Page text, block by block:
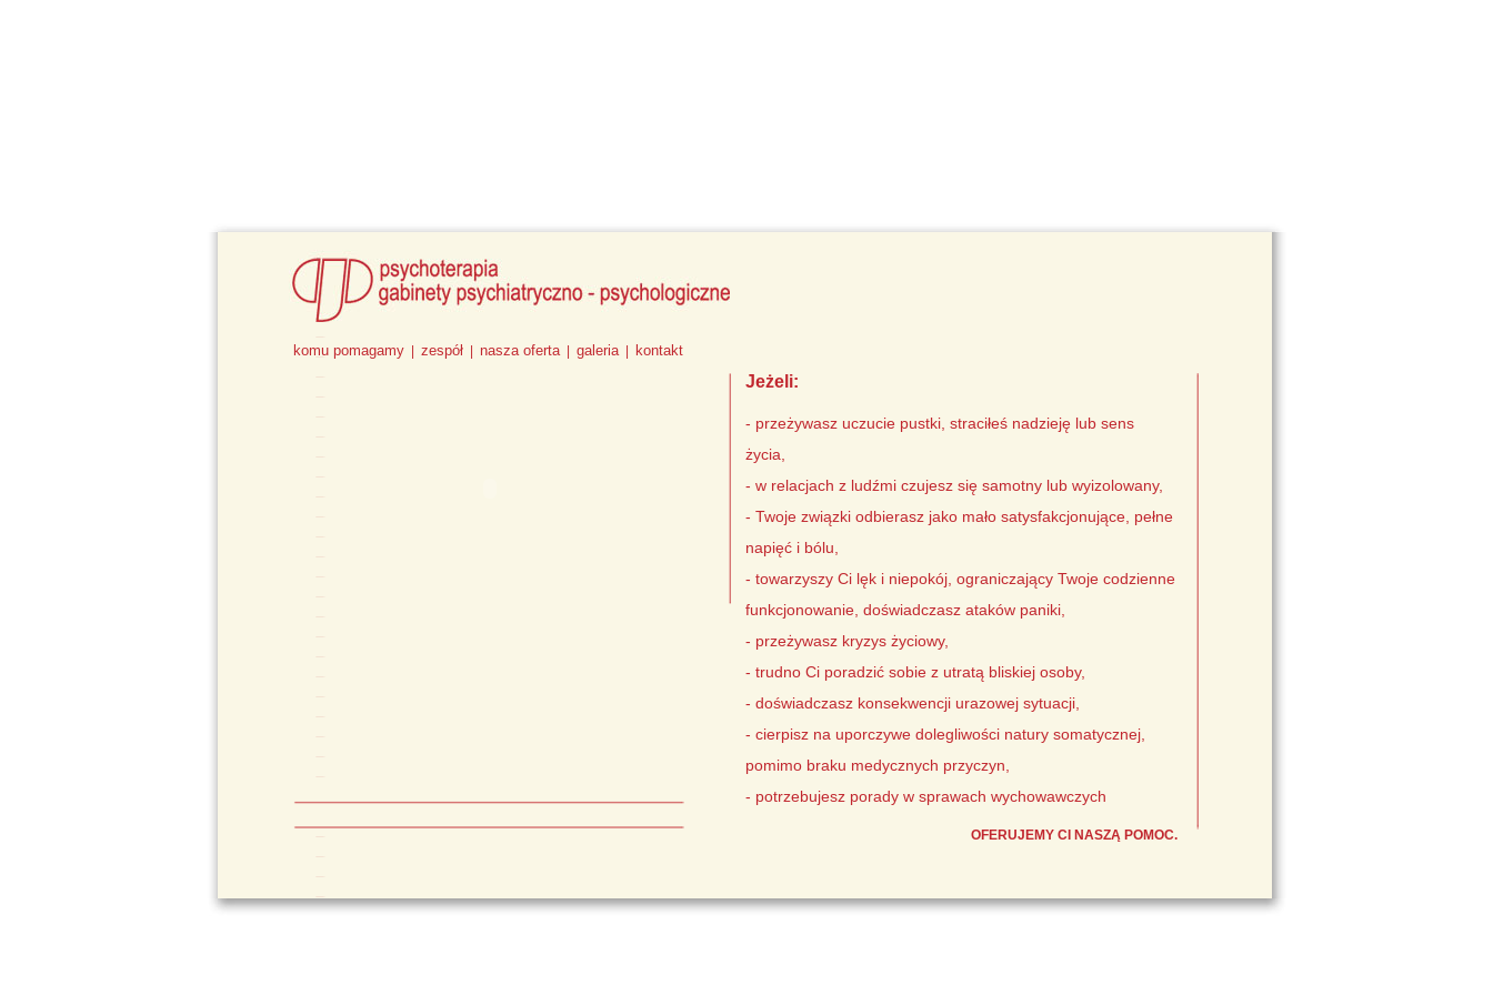
Jeżeli:
- przeżywasz uczucie pustki, straciłeś nadzieję lub sens
życia,
- w relacjach z ludźmi czujesz się samotny lub wyizolowany,
- Twoje związki odbierasz jako mało satysfakcjonujące, pełne
napięć i bólu,
- towarzyszy Ci lęk i niepokój, ograniczający Twoje codzienne
funkcjonowanie, doświadczasz ataków paniki,
- przeżywasz kryzys życiowy,
- trudno Ci poradzić sobie z utratą bliskiej osoby,
- doświadczasz konsekwencji urazowej sytuacji,
- cierpisz na uporczywe dolegliwości natury somatycznej,
pomimo braku medycznych przyczyn,
- potrzebujesz porady w sprawach wychowawczych
OFERUJEMY CI NASZĄ POMOC.
komu pomagamy zespół nasza oferta galeria kontakt